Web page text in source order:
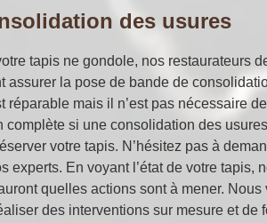
des usures
tapis ne gondole, nos restaurateurs
assurer la pose de bande de
réparable mais il n’est pas nécessaire
complète si une consolidation des
votre tapis. N’hésitez pas à
experts. En voyant l’état de votre tapis,
quelles actions sont à mener. Nous
des interventions sur mesure et de